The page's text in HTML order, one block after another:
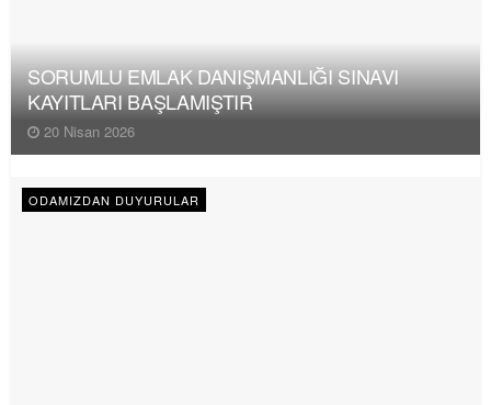
SORUMLU EMLAK DANIŞMANLIĞI SINAVI
KAYITLARI BAŞLAMIŞTIR
20 Nisan 2026
ODAMIZDAN DUYURULAR